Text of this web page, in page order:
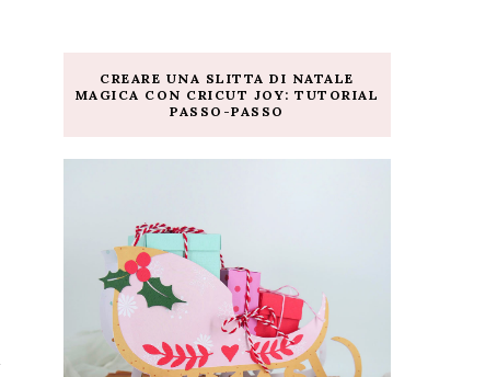
CREARE UNA SLITTA DI NATALE
MAGICA CON CRICUT JOY: TUTORIAL
PASSO-PASSO